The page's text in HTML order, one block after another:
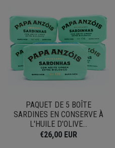
PAQUET DE 5 BOÎTE
SARDINES EN CONSERVE À
L'HUILE D'OLIVE...
€26,00 EUR